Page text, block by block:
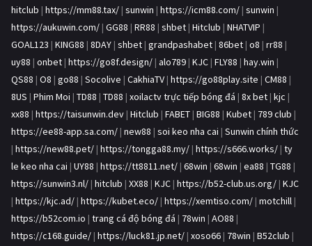
hitclub | https://mm88.tax/ | sunwin | https://icm88.com/ | sunwin |
https://aukuwin.com/ | GG88 | RR88 | shbet | Hitclub | NHATVIP |
GOAL123 | KING88 | 8DAY | shbet | grandpashabet | 86bet | o8 | rr88 |
uy88 | onbet | https://go8f.design/ | alo789 | KJC | FLY88 | hay.win |
QS88 | O8 | go88 | Socolive | CakhiaTV | https://go88play.site | CM88 |
8US | Phim Moi | TD88 | TD88 | xoilactv trực tiếp bóng đá | 8x bet | kjc |
xx88 | https://taisunwin.dev | Hitclub | FABET | BIG88 | Kubet | 789 club |
https://ee88-app.sa.com/ | new88 | soi keo nha cai | Sunwin chính thức
| https://new88.pet/ | https://tongga88.my/ | https://s666.works/ | ty
le keo nha cai | UY88 | https://tt8811.net/ | 68win | 68win | ea88 | TG88 |
https://sunwin3.nl/ | hitclub | XX88 | KJC | https://b52-club.us.org/ | KJC
| https://kjc.ad/ | https://kubet.eco/ | https://xemtiso.com/ | motchill |
https://b52com.io | trang cá độ bóng đá | 78win | AO88 |
https://c168.guide/ | https://luck81.jp.net/ | xoso66 | 78win | B52club |